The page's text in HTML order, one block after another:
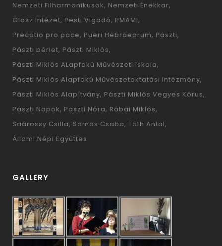
Nemzeti Filharmonikusok Nemzeti Énekkar
Olasz Intézet Pesti Vigadó PMAMI
Precatio pro pace Pueri Hebraeorum Pászti
Pászti bérlet Pászti Miklós
Pászti Miklós ALapfokú Művészeti Iskola
Pászti Miklós Alapfokú Művészetoktatási Intézmény
Pászti Miklós Alapítvány Pászti Miklós Vegyes Kórus
Pászti Napok Pászti Nóra Rábai Miklós
Saárossy Csilla Somos Csaba Tóth Antal
Állami Népi Együttes
GALLERY